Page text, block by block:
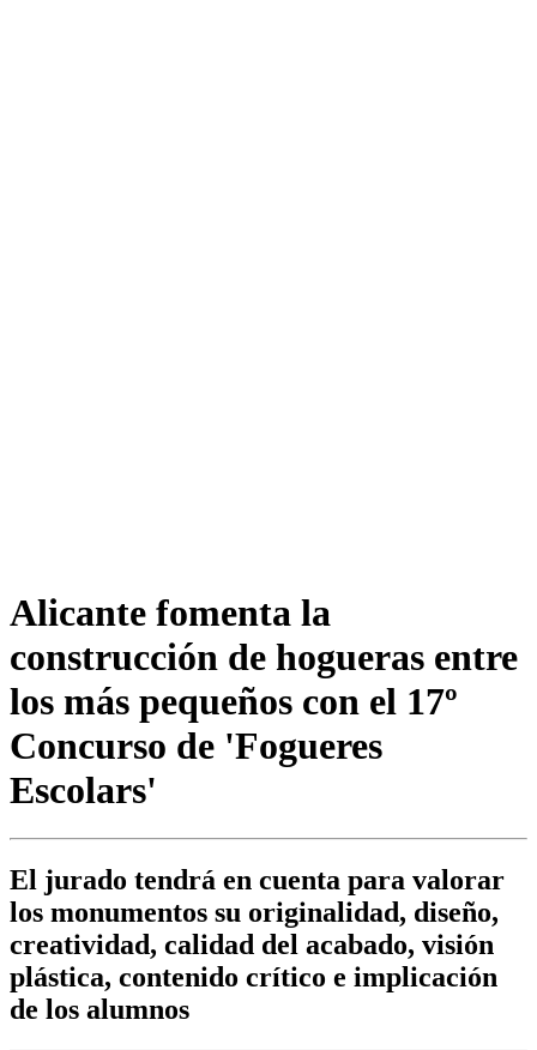
Alicante fomenta la
construcción de hogueras entre
los más pequeños con el 17º
Concurso de 'Fogueres
Escolars'
El jurado tendrá en cuenta para valorar
los monumentos su originalidad, diseño,
creatividad, calidad del acabado, visión
plástica, contenido crítico e implicación
de los alumnos